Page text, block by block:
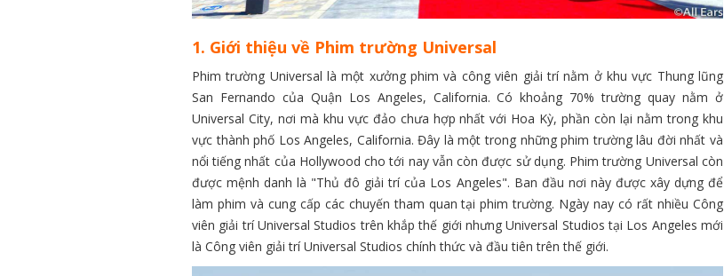
1. Giới thiệu về Phim trường Universal
Phim trường Universal là một xưởng phim và công viên giải trí nằm ở khu vực Thung lũng
San Fernando của Quận Los Angeles, California. Có khoảng 70% trường quay nằm ở
Universal City, nơi mà khu vực đảo chưa hợp nhất với Hoa Kỳ, phần còn lại nằm trong khu
vực thành phố Los Angeles, California. Đây là một trong những phim trường lâu đời nhất và
nổi tiếng nhất của Hollywood cho tới nay vẫn còn được sử dụng. Phim trường Universal còn
được mệnh danh là "Thủ đô giải trí của Los Angeles". Ban đầu nơi này được xây dựng để
làm phim và cung cấp các chuyến tham quan tại phim trường. Ngày nay có rất nhiều Công
viên giải trí Universal Studios trên khắp thế giới nhưng Universal Studios tại Los Angeles mới
là Công viên giải trí Universal Studios chính thức và đầu tiên trên thế giới.